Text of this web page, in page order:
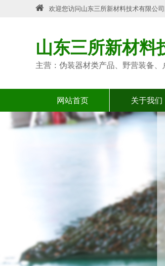
欢迎您访问山东三所新材料技术有限公
山东三所新材料
主营：伪装器材类产品、野营装备
网站首页 关于我们